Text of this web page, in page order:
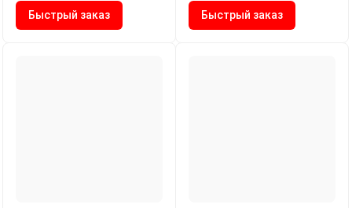
Быстрый заказ Быстрый заказ